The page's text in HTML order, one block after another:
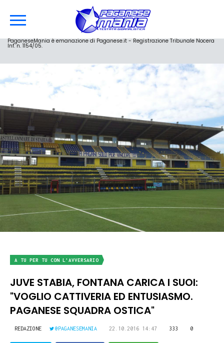
PaganeseMania è emanazione di Paganese.it - Registrazione Tribunale Nocera
Inf. n. 1154/05.
A TU PER TU CON L'AVVERSARIO
JUVE STABIA, FONTANA CARICA I SUOI:
"VOGLIO CATTIVERIA ED ENTUSIASMO.
PAGANESE SQUADRA OSTICA"
REDAZIONE @PAGANESEMANIA 22.10.2016 14:47 333 0